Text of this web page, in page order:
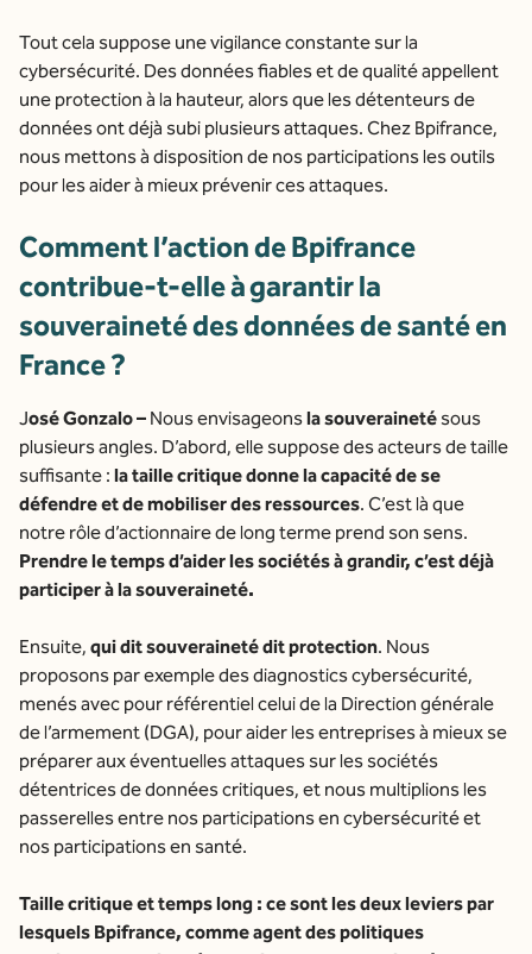
Tout cela suppose une vigilance constante sur la
cybersécurité. Des données fiables et de qualité appellent
une protection à la hauteur, alors que les détenteurs de
données ont déjà subi plusieurs attaques. Chez Bpifrance,
nous mettons à disposition de nos participations les outils
pour les aider à mieux prévenir ces attaques.
Comment l’action de Bpifrance
contribue-t-elle à garantir la
souveraineté des données de santé en
France ?
José Gonzalo – Nous envisageonsla souveraineté sous
plusieurs angles. D’abord, elle suppose des acteurs de taille
suffisante : la taille critique donne la capacité de se
défendre et de mobiliser des ressources. C’est là que
notre rôle d’actionnaire de long terme prend son sens.
Prendre le temps d’aider les sociétés à grandir, c’est déjà
participer à la souveraineté.
Ensuite, qui dit souveraineté dit protection. Nous
proposons par exemple des diagnostics cybersécurité,
menés avec pour référentiel celui de la Direction générale
de l’armement (DGA), pour aider les entreprises à mieux se
préparer aux éventuelles attaques sur les sociétés
détentrices de données critiques, et nous multiplions les
passerelles entre nos participations en cybersécurité et
nos participations en santé.
Taille critique et temps long : ce sont les deux leviers par
lesquels Bpifrance, comme agent des politiques